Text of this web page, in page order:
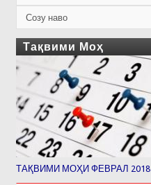
Созу наво
Тақвими Моҳ
ТАҚВИМИ МОҲИ ФЕВРАЛ 2018